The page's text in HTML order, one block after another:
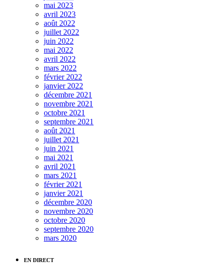
mai 2023
avril 2023
août 2022
juillet 2022
juin 2022
mai 2022
avril 2022
mars 2022
février 2022
janvier 2022
décembre 2021
novembre 2021
octobre 2021
septembre 2021
août 2021
juillet 2021
juin 2021
mai 2021
avril 2021
mars 2021
février 2021
janvier 2021
décembre 2020
novembre 2020
octobre 2020
septembre 2020
mars 2020
EN DIRECT